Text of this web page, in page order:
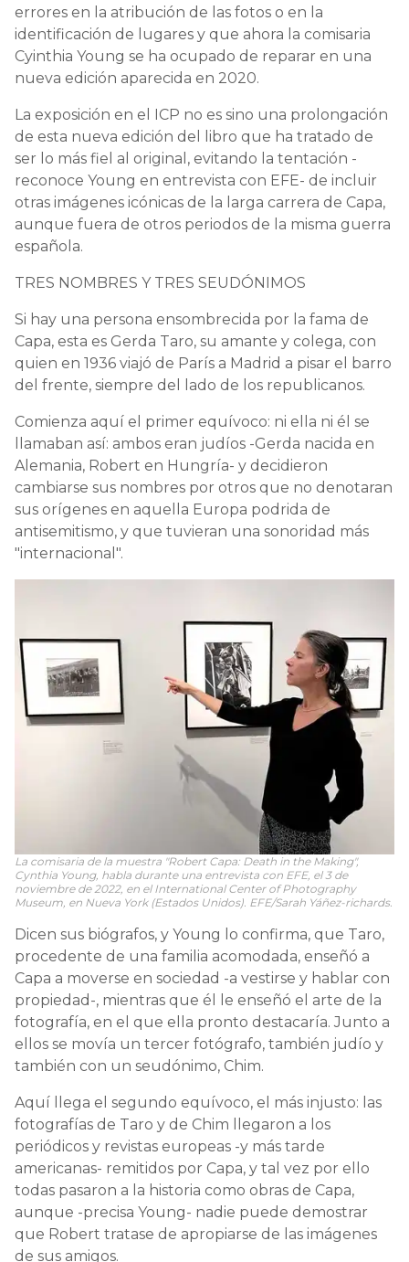
errores en la atribución de las fotos o en la
identificación de lugares y que ahora la comisaria
Cyinthia Young se ha ocupado de reparar en una
nueva edición aparecida en 2020.
La exposición en el ICP no es sino una prolongación
de esta nueva edición del libro que ha tratado de
ser lo más fiel al original, evitando la tentación -
reconoce Young en entrevista con EFE- de incluir
otras imágenes icónicas de la larga carrera de Capa,
aunque fuera de otros periodos de la misma guerra
española.
TRES NOMBRES Y TRES SEUDÓNIMOS
Si hay una persona ensombrecida por la fama de
Capa, esta es Gerda Taro, su amante y colega, con
quien en 1936 viajó de París a Madrid a pisar el barro
del frente, siempre del lado de los republicanos.
Comienza aquí el primer equívoco: ni ella ni él se
llamaban así: ambos eran judíos -Gerda nacida en
Alemania, Robert en Hungría- y decidieron
cambiarse sus nombres por otros que no denotaran
sus orígenes en aquella Europa podrida de
antisemitismo, y que tuvieran una sonoridad más
"internacional".
La comisaria de la muestra "Robert Capa: Death in the Making",
Cynthia Young, habla durante una entrevista con EFE, el 3 de
noviembre de 2022, en el International Center of Photography
Museum, en Nueva York (Estados Unidos). EFE/Sarah Yáñez-richards.
Dicen sus biógrafos, y Young lo confirma, que Taro,
procedente de una familia acomodada, enseñó a
Capa a moverse en sociedad -a vestirse y hablar con
propiedad-, mientras que él le enseñó el arte de la
fotografía, en el que ella pronto destacaría. Junto a
ellos se movía un tercer fotógrafo, también judío y
también con un seudónimo, Chim.
Aquí llega el segundo equívoco, el más injusto: las
fotografías de Taro y de Chim llegaron a los
periódicos y revistas europeas -y más tarde
americanas- remitidos por Capa, y tal vez por ello
todas pasaron a la historia como obras de Capa,
aunque -precisa Young- nadie puede demostrar
que Robert tratase de apropiarse de las imágenes
de sus amigos.